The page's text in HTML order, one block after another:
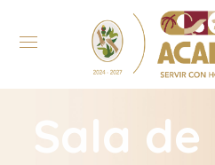
Sala de